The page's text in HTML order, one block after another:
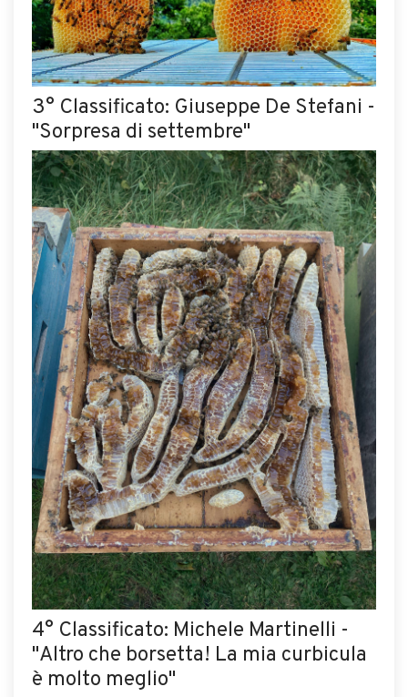
3° Classificato: Giuseppe De Stefani -
"Sorpresa di settembre"
4° Classificato: Michele Martinelli -
"Altro che borsetta! La mia curbicula
è molto meglio"